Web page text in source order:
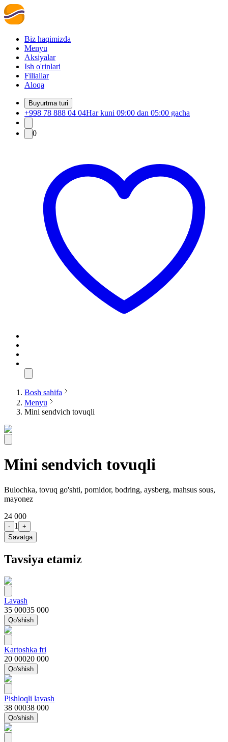
Biz haqimizda
Menyu
Aksiyalar
Ish o'rinlari
Filiallar
Aloqa
Buyurtma turi
+998 78 888 04 04Har kuni 09:00 dan 05:00 gacha
0
Bosh sahifa
Menyu
Mini sendvich tovuqli
Mini sendvich tovuqli
Bulochka, tovuq go'shti, pomidor, bodring, aysberg, mahsus sous,
mayonez
24 000
- 1
+
Savatga
Tavsiya etamiz
Lavash
35 00035 000
Qo'shish
Kartoshka fri
20 00020 000
Qo'shish
Pishloqli lavash
38 00038 000
Qo'shish